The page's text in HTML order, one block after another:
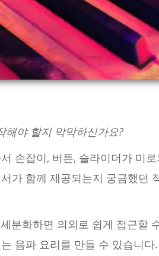
해야 할지 막막하신가요?
손잡이, 버튼, 슬라이더가 미
가 함께 제공되는지 궁금했던
분화하면 의외로 쉽게 접근할
음파 요리를 만들 수 있습니다.